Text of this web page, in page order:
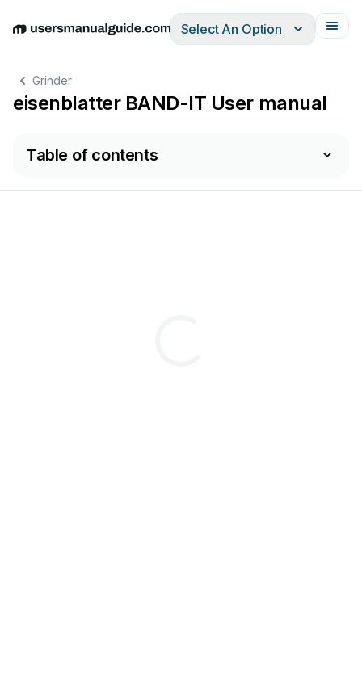
EnglishDeutschEspañolItalianoFrançais
Select An Option
Grinder
eisenblatter BAND-IT User manual
Table of contents